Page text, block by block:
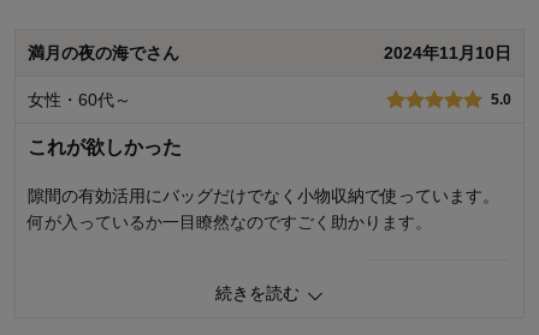
デザイン・色
商品を使う人：
満月の夜の海でさん 2024年11月10日
女性・60代～ 5.0
これが欲しかった
隙間の有効活用にバッグだけでなく小物収納で使っています。
何が入っているか一目瞭然なのですごく助かります。
続きを読む